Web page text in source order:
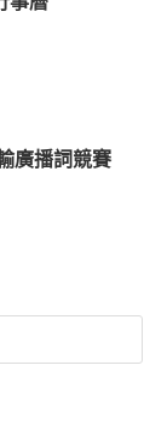
廣播詞競賽